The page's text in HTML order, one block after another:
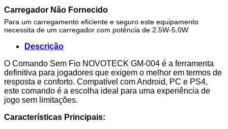
2.4G
GM-
004
Carregador Não Fornecido
Para um carregamento eficiente e seguro este equipamento
necessita de um carregador com potência de 2.5W-5.0W
Descrição
O Comando Sem Fio NOVOTECK GM-004 é a ferramenta
definitiva para jogadores que exigem o melhor em termos de
resposta e conforto. Compatível com Android, PC e PS4,
este comando é a escolha ideal para uma experiência de
jogo sem limitações.
Características Principais: